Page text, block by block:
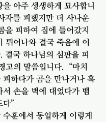
아주 생생하게 묘사합니
자를 피했지만 더 사나운
을 피하여 집에 들어갔지
튀어나와 결국 죽음에 이
결국 하나님의 심판을 피
고의 말씀입니다.  “마치
피하다가 곰을 만나거나 혹
서 손을 벽에 대었다가 뱀
다”
수훈에서 동일하게 이렇게